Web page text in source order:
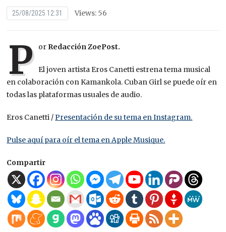
25/08/2025 12:31 Views: 56
P or Redacción ZoePost.
El joven artista Eros Canetti estrena tema musical
en colaboración con Kamankola. Cuban Girl se puede oír en
todas las plataformas usuales de audio.
Eros Canetti /Presentación de su tema en Instagram.
Pulse aquí para oír el tema en Apple Musique.
Compartir